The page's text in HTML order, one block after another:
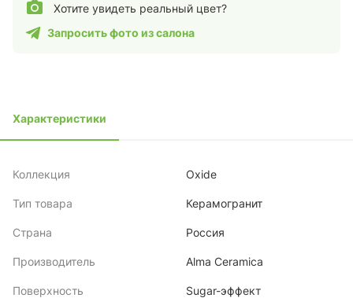
Хотите увидеть реальный цвет?
Запросить фото из салона
Характеристики
Коллекция Oxide
Тип товара Керамогранит
Страна Россия
Производитель Alma Ceramica
Поверхность Sugar-эффект